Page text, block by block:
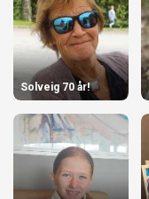
Solveig 70 år!